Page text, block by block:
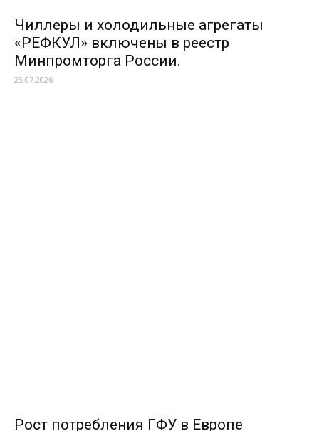
Чиллеры и холодильные агрегаты
«РЕФКУЛ» включены в реестр
Минпромторга России.
23.07.2026
Рост потребления ГФУ в Европе